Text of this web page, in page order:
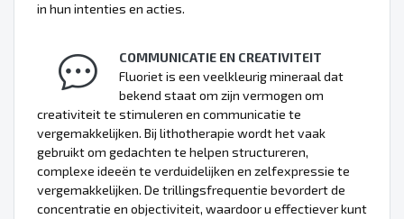
in hun intenties en acties.
COMMUNICATIE EN CREATIVITEIT
Fluoriet is een veelkleurig mineraal dat
bekend staat om zijn vermogen om
creativiteit te stimuleren en communicatie te
vergemakkelijken. Bij lithotherapie wordt het vaak
gebruikt om gedachten te helpen structureren,
complexe ideeën te verduidelijken en zelfexpressie te
vergemakkelijken. De trillingsfrequentie bevordert de
concentratie en objectiviteit, waardoor u effectiever kunt